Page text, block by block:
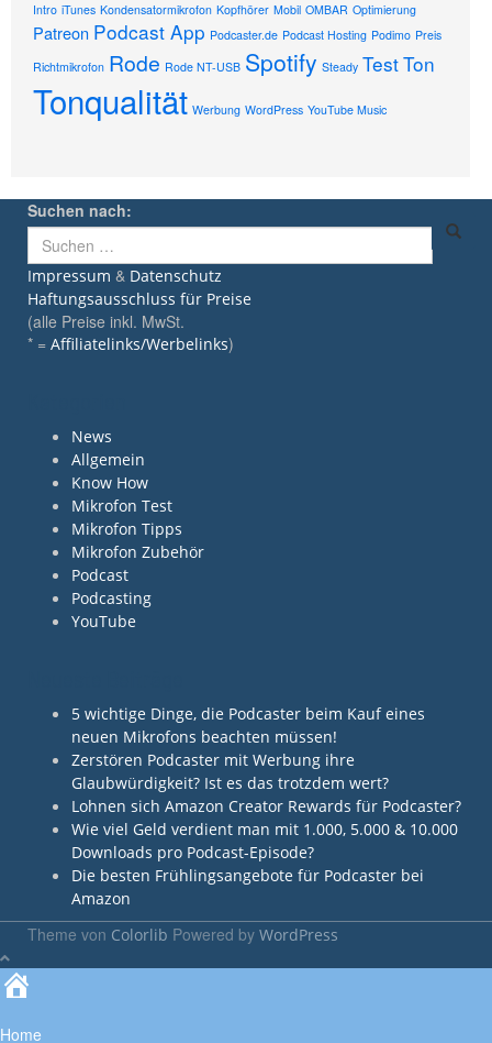
Intro iTunes Kondensatormikrofon Kopfhörer Mobil OMBAR Optimierung
Patreon Podcast App Podcaster.de Podcast Hosting Podimo Preis
Richtmikrofon Rode Rode NT-USB Spotify Steady TestTon
Tonqualität Werbung WordPress YouTube Music
Suchen nach:
Impressum & Datenschutz
Haftungsausschluss für Preise
(alle Preise inkl. MwSt.
* = Affiliatelinks/Werbelinks)
News
Allgemein
Know How
Mikrofon Test
Mikrofon Tipps
Mikrofon Zubehör
Podcast
Podcasting
YouTube
5 wichtige Dinge, die Podcaster beim Kauf eines
neuen Mikrofons beachten müssen!
Zerstören Podcaster mit Werbung ihre
Glaubwürdigkeit? Ist es das trotzdem wert?
Lohnen sich Amazon Creator Rewards für Podcaster?
Wie viel Geld verdient man mit 1.000, 5.000 & 10.000
Downloads pro Podcast-Episode?
Die besten Frühlingsangebote für Podcaster bei
Amazon
Theme von Colorlib Powered by WordPress
Home